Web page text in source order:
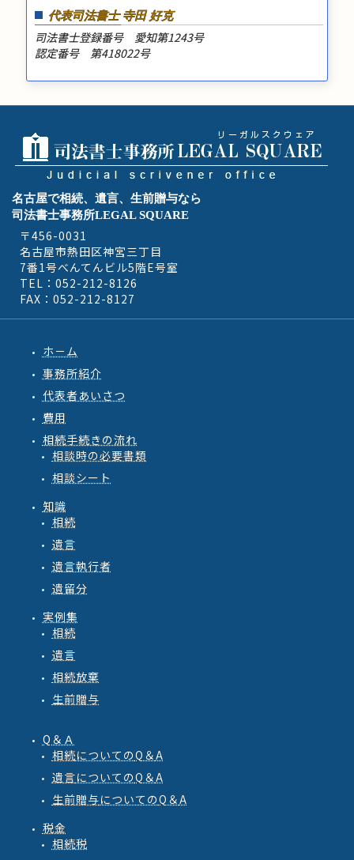
代表司法書士 寺田 好克
司法書士登録番号 愛知第1243号
認定番号 第418022号
名古屋で相続、遺言、生前贈与なら
司法書士事務所LEGAL SQUARE
〒456-0031
名古屋市熱田区神宮三丁目
7番1号べんてんビル5階E号室
TEL：052-212-8126
FAX：052-212-8127
ホ－ム
事務所紹介
代表者あいさつ
費用
相続手続きの流れ
相談時の必要書類
相談シート
知識
相続
遺言
遺言執行者
遺留分
実例集
相続
遺言
相続放棄
生前贈与
Q＆Ａ
相続についてのQ ＆A
遺言についてのQ ＆A
生前贈与についてのQ ＆A
税金
相続税